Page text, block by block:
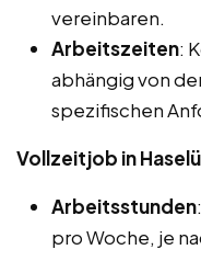
vereinbaren.
Arbeitszeiten:
abhängig von
spezifischen
Vollzeitjob in
Arbeitsstunden
pro Woche, je